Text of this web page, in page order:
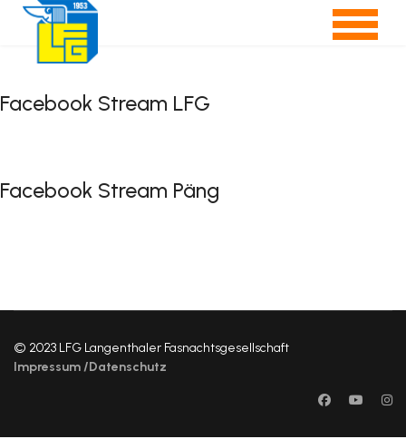
Facebook Stream LFG
Facebook Stream Päng
© 2023 LFG Langenthaler Fasnachtsgesellschaft
Impressum /Datenschutz